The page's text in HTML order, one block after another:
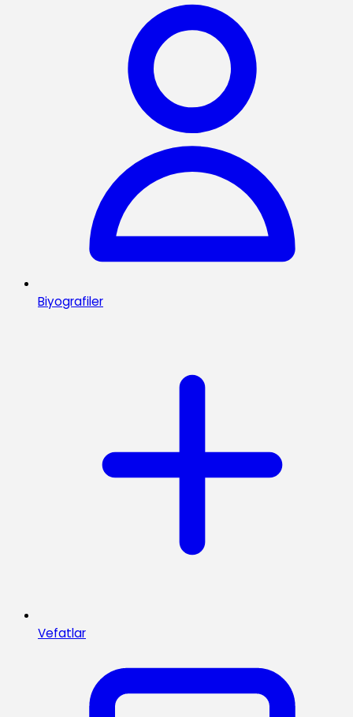
Biyografiler
Vefatlar